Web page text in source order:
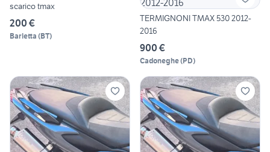
scarico tmax
200 €
Barletta (BT)
TERMIGNONI TMAX 530 2012-
2016
900 €
Cadoneghe(PD)